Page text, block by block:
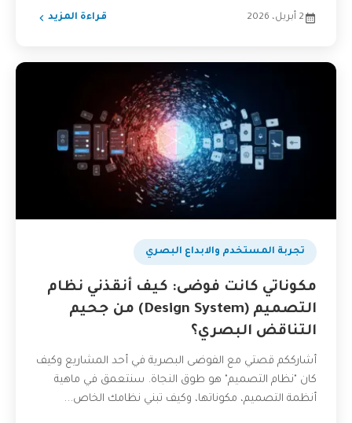
2 أبريل، 2026 قراءة المزيد
تجربة المستخدم والابداع البصري
مكوناتي كانت فوضى: كيف أنقذني نظام
التصميم (Design System) من جحيم
التناقض البصري؟
أشارككم قصتي مع الفوضى البصرية في أحد المشاريع وكيف
كان "نظام التصميم" هو طوق النجاة. سنتعمق في ماهية
أنظمة التصميم، مكوناتها، وكيف تبني نظامك الخاص...